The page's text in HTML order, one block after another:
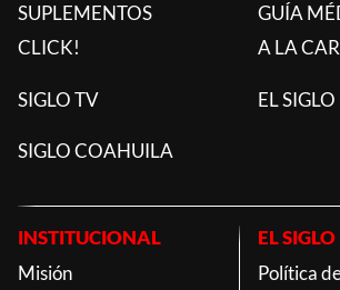
SUPLEMENTOS
CLICK!
GUÍA
A LA
SIGLO TV EL
SIGLO COAHUILA
INSTITUCIONAL
Misión
EL SIGLO
Política